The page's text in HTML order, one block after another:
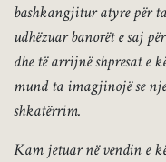
bashkangjitur atyre për
udhëzuar banorët e saj
dhe të arrijnë shpresat e
mund ta imagjinojë se
shkatërrim.
Kam jetuar në vendin e